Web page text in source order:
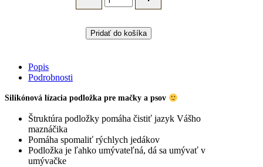
pre
mačky
11,5cm
–
fialová
quantity
Pridať do košíka
Popis
Podrobnosti
Silikónová lízacia podložka pre mačky a psov
Štruktúra podložky pomáha čistiť jazyk Vášho
maznáčika
Pomáha spomaliť rýchlych jedákov
Podložka je ľahko umývateľná, dá sa umývať v
umývačke